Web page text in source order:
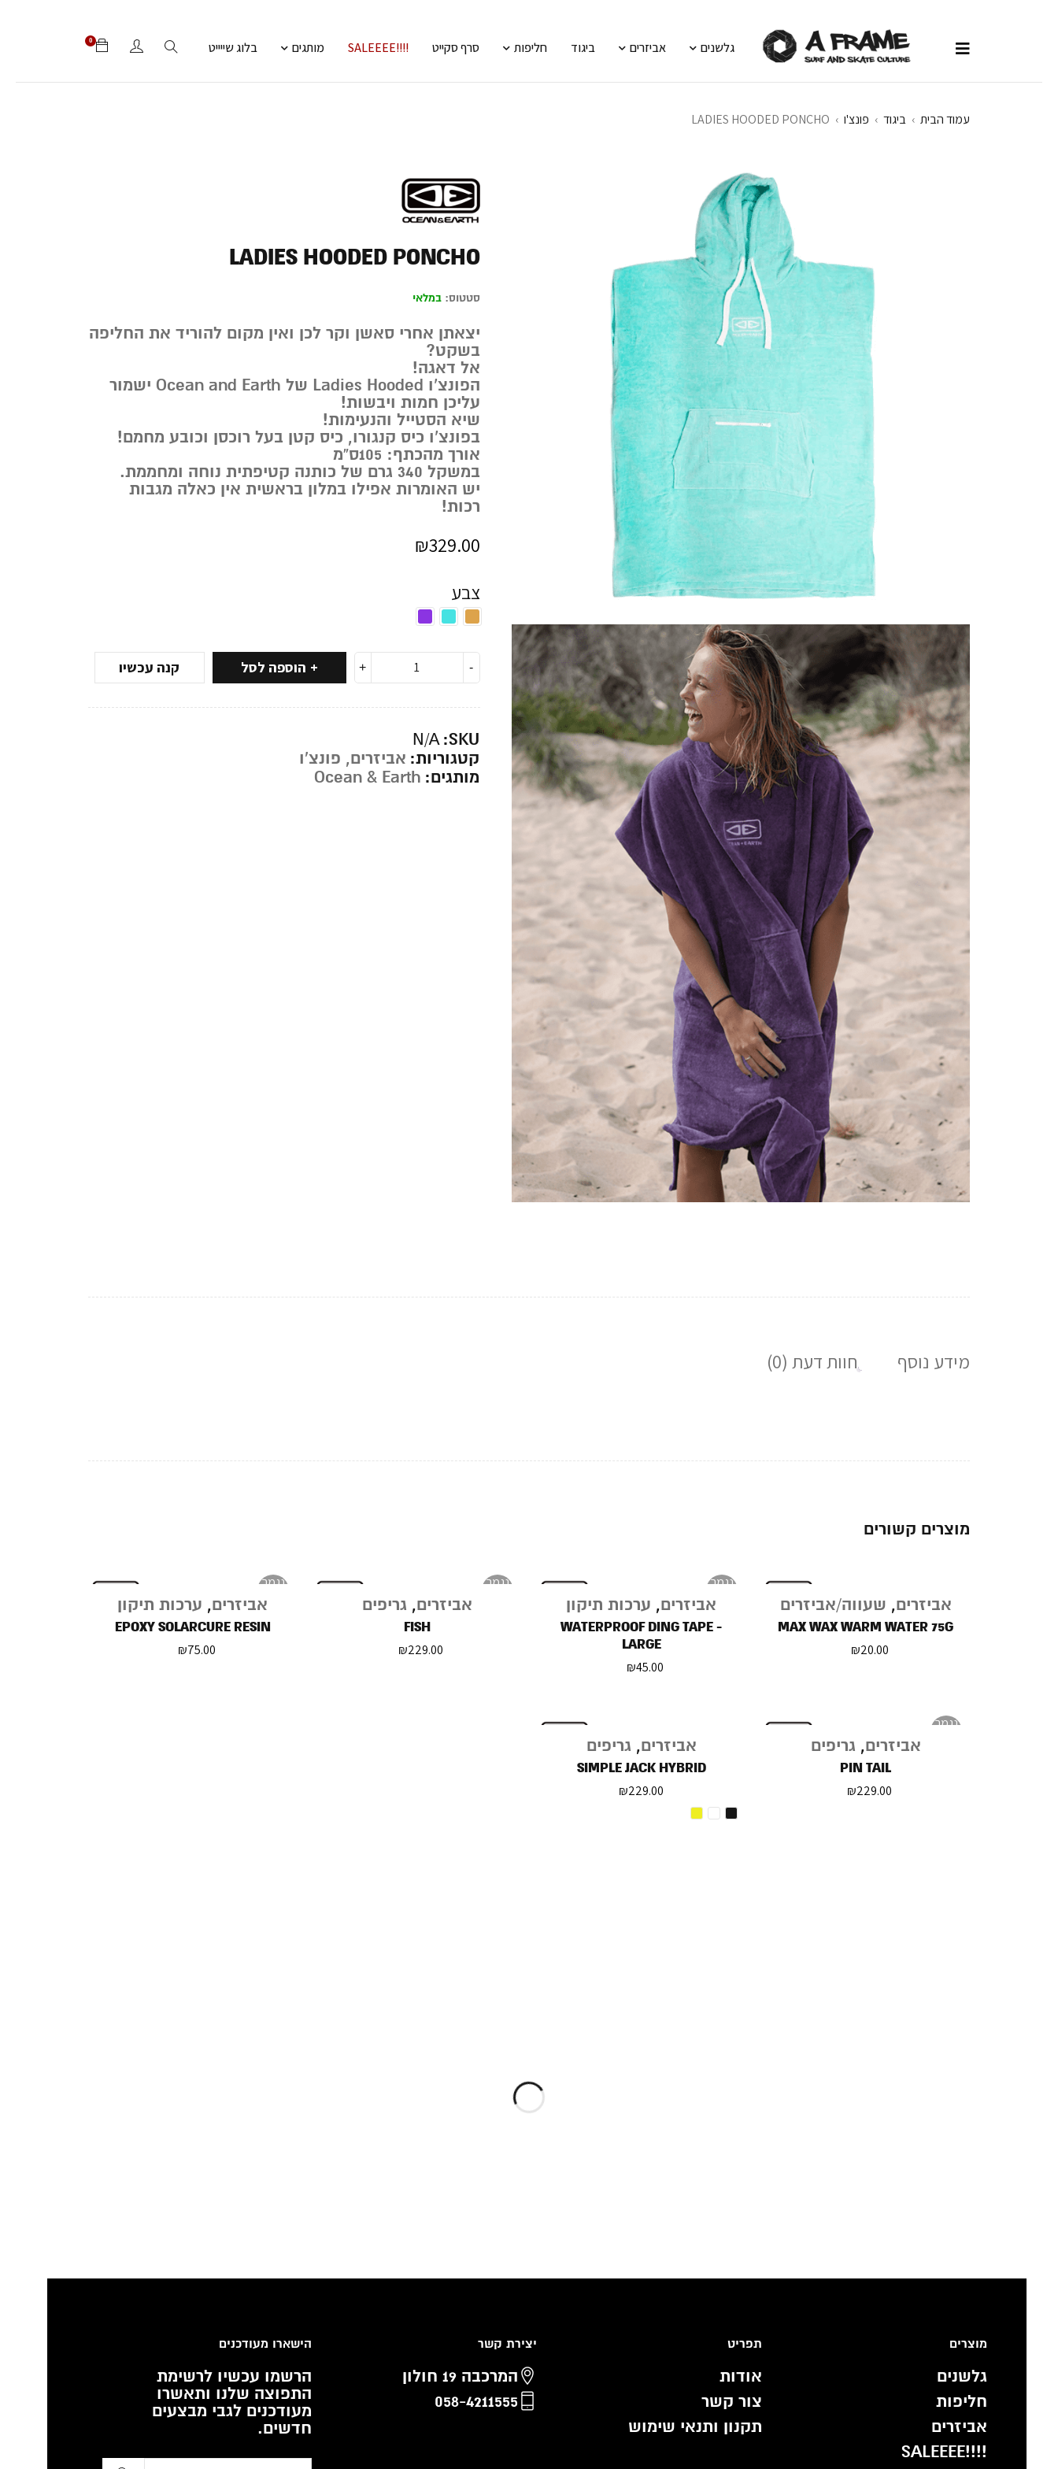
גלשנים אביזרים ביגוד חליפות סרף סקייט !!!!SALEEEE מותגים בלוג שייייט 0
עמוד הבית › ביגוד › פונצ'ו ›
LADIES HOODED PONCHO
LADIES HOODED PONCHO
סטטוס: במלאי
יצאתן אחרי סאשן וקר לכן ואין מקום להוריד את החליפה
בשקט?
אל דאגה!
הפונצ’ו Ladies Hooded של Ocean and Earth ישמור
עליכן חמות ויבשות!
שיא הסטייל והנעימות!
בפונצ’ו כיס קנגורו, כיס קטן בעל רוכסן וכובע מחמם!
אורך מהכתף: 105ס”מ
במשקל 340 גרם של כותנה קטיפתית נוחה ומחממת.
יש האומרות אפילו במלון בראשית אין כאלה מגבות
רכות!
₪329.00
צבע
הוספה לסל קנה עכשיו
SKU:
N/A
קטגוריות: אביזרים, פונצ'ו
מותגים: Ocean & Earth
מידע נוסף חוות דעת (0)
מוצרים קשורים
אביזרים, שעווה/אביזרים
MAX WAX WARM WATER 75G
₪20.00
נגמר
במלאיאביזרים, ערכות תיקון
WATERPROOF DING TAPE -
LARGE
₪45.00
נגמר
אביזרים, גריפים
FISH
₪229.00
נגמר
במלאיאביזרים, ערכות תיקון
EPOXY SOLARCURE RESIN
₪75.00
נגמר
אביזרים, גריפים
PIN TAIL
₪229.00
אביזרים, גריפים
SIMPLE JACK HYBRID
₪229.00
מוצרים
גלשנים
חליפות
אביזרים
!!!!SALEEEE
תפריט
אודות
צור קשר
תקנון ותנאי שימוש
יצירת קשר
המרכבה 19 חולון
058-4211555
הישארו מעודכנים
הרשמו עכשיו לרשימת
התפוצה שלנו ותאשרו
מעודכנים לגבי מבצעים
חדשים.